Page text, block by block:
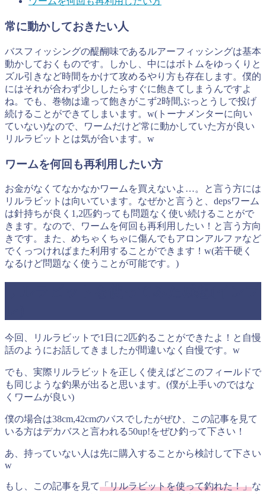
常に動かしておきたい人
バスフィッシングの醍醐味であるルアーフィッシングは基本
動かしておくものです。しかし、中にはボトムをゆっくりと
ズル引きなど時間をかけて攻めるやり方も存在します。僕的
にはそれが合わず少ししたらすぐに飽きてしまうんですよ
ね。でも、巻物は違って飽きがこず2時間ぶっとうしで投げ
続けることができてしまいます。w(トーナメンターに向い
ていない)なので、ワームだけど常に動かしていた方が良い
リルラビットとは気が合います。w
ワームを何回も再利用したい方
お金がなくてなかなかワームを買えないよ…。と言う方には
リルラビットは向いています。なぜかと言うと、depsワーム
は針持ちが良く1,2匹釣っても問題なく使い続けることがで
きます。なので、ワームを何回も再利用したい！と言う方向
きです。また、めちゃくちゃに傷んでもアロンアルファなど
でくっつければまた利用することができます！w(若干硬く
なるけど問題なく使うことが可能です。)
今回、リルラビットで1日に2匹釣ることができたよ！と自慢
話のようにお話してきましたが間違いなく自慢です。w
でも、実際リルラビットを正しく使えばどこのフィールドで
も同じような釣果が出ると思います。(僕が上手いのではな
くワームが良い)
僕の場合は38cm,42cmのバスでしたがぜひ、この記事を見て
いる方はデカバスと言われる50up!をぜひ釣って下さい！
あ、持っていない人は先に購入することから検討して下さい
w
もし、この記事を見て「リルラビットを使って釣れた！」な